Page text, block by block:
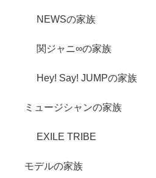
NEWSの家族
関ジャニ∞の家族
Hey! Say! JUMPの家族
ミュージシャンの家族
EXILE TRIBE
モデルの家族